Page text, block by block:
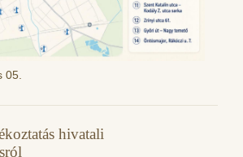
05.
hivatali